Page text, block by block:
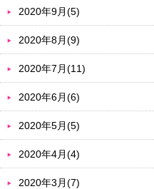
2020年9月(5)
2020年8月(9)
2020年7月(11)
2020年6月(6)
2020年5月(5)
2020年4月(4)
2020年3月(7)